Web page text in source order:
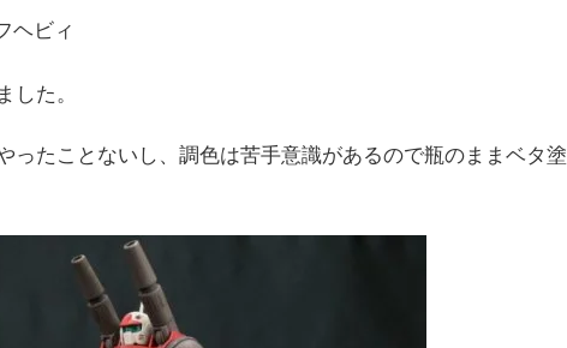
ヘビィ
した。
ったことないし、調色は苦手意識があるので瓶のままベタ塗